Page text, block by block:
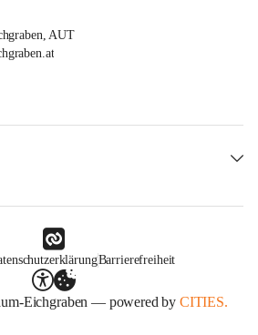
AUT
Barrierefreiheit
Eichgraben — powered by CITIES.